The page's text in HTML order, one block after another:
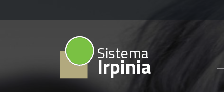
Sistema
Irpinia